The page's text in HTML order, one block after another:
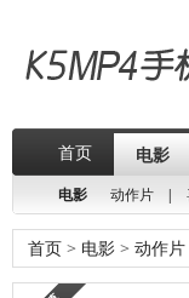
首页 电影
电影 动作片 |
首页 > 电影 > 动作片